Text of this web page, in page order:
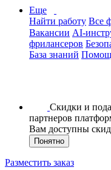
Еще
Найти работу Все
Вакансии AI-
фрилансеров
База знаний
Скидки и
партнеров
Вам доступны
Понятно
Разместить заказ